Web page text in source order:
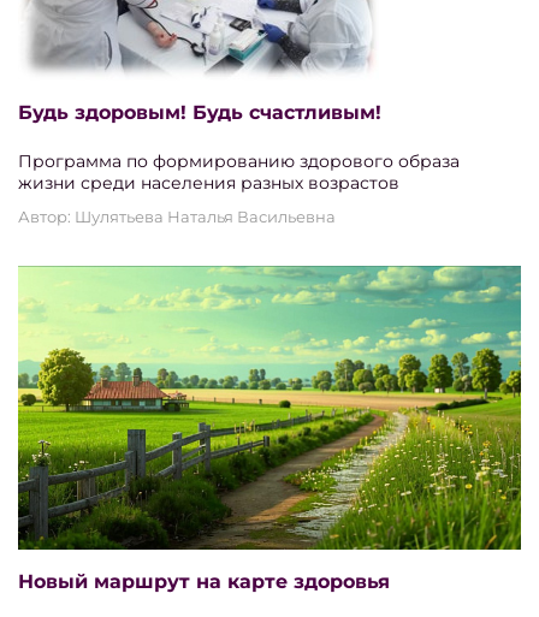
Будь здоровым! Будь счастливым!
Программа по формированию здорового образа
жизни среди населения разных возрастов
Автор: Шулятьева Наталья Васильевна
Новый маршрут на карте здоровья